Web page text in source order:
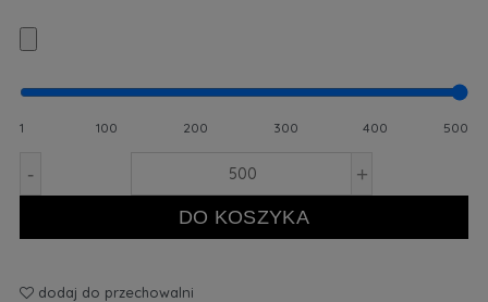
1 100 200 300 400 500
- +
DO KOSZYKA
dodaj do przechowalni